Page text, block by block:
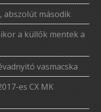
abszolút második
a küllők mentek a
vasmacska
es CX MK